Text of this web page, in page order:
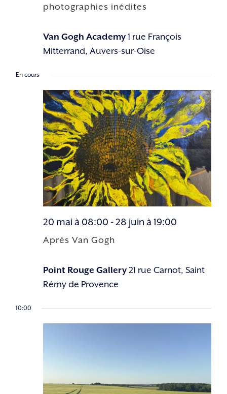
photographies inédites
Van Gogh Academy1 rue François
Mitterrand, Auvers-sur-Oise
En cours
Après Van Gogh
20 mai à 08:00 -28 juin à 19:00
Point Rouge Gallery21 rue Carnot, Saint
Rémy de Provence
10:00